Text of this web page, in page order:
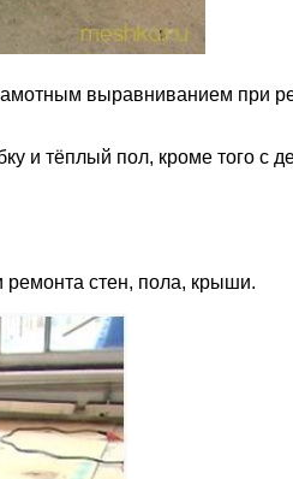
выравниванием при
и тёплый пол, кроме того с
ремонта стен, пола, крыши.